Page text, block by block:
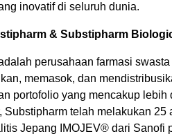
inovatif di seluruh dunia.
& Substipharm
perusahaan farmasi
memasok, dan
portofolio yang mencakup lebih
Substipharm telah melakukan 25
Jepang IMOJEV® dari Sanofi